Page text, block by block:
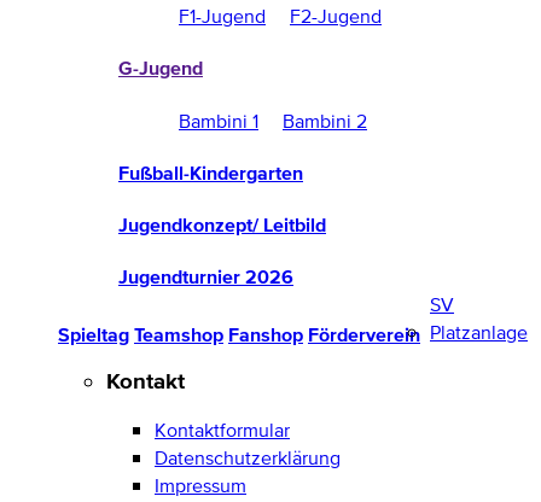
F1-Jugend F2-Jugend
G-Jugend
Bambini 1 Bambini 2
Fußball-Kindergarten
Jugendkonzept/ Leitbild
Jugendturnier 2026
Spieltag Teamshop Fanshop Förderverein
SV
Platzanlage
Kontakt
Kontaktformular
Datenschutzerklärung
Impressum